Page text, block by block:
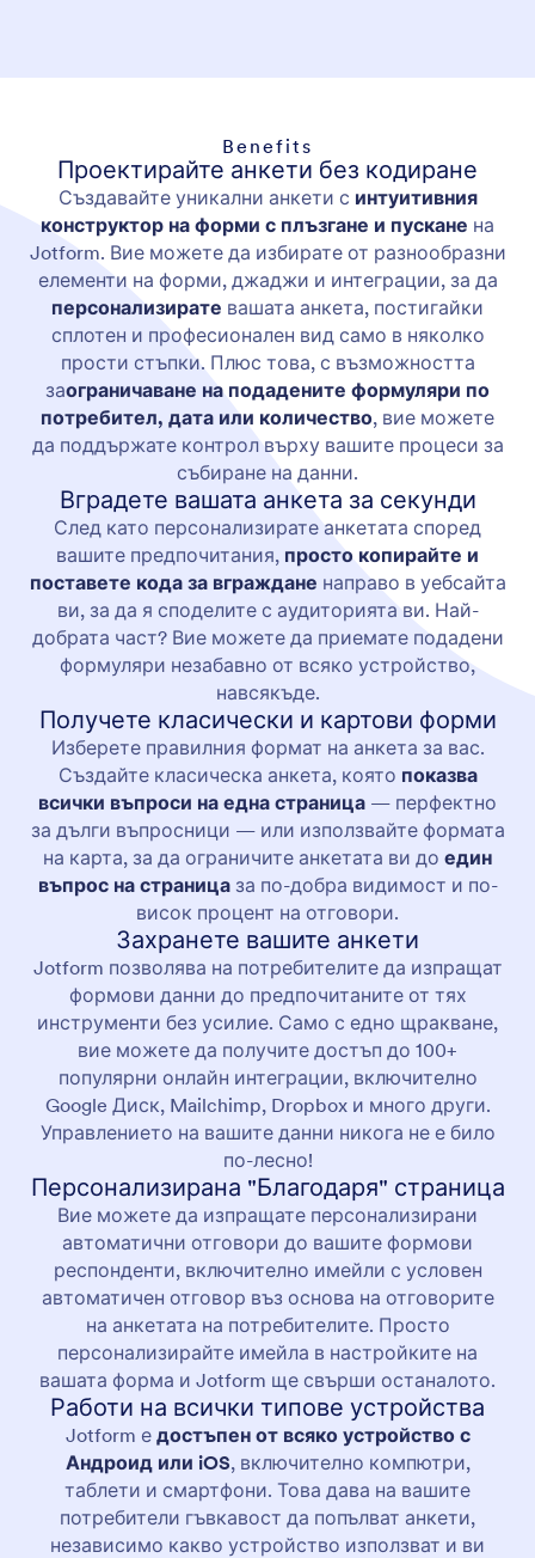
Benefits
Проектирайте анкети без кодиране
Създавайте уникални анкети с интуитивния
конструктор на форми с плъзгане и пускане на
Jotform. Вие можете да избирате от разнообразни
елементи на форми, джаджи и интеграции, за да
персонализирате вашата анкета, постигайки
сплотен и професионален вид само в няколко
прости стъпки. Плюс това, с възможността
заограничаване на подадените формуляри по
потребител, дата или количество, вие можете
да поддържате контрол върху вашите процеси за
събиране на данни.
Вградете вашата анкета за секунди
След като персонализирате анкетата според
вашите предпочитания, просто копирайте и
поставете кода за вграждане направо в уебсайта
ви, за да я споделите с аудиторията ви. Най-
добрата част? Вие можете да приемате подадени
формуляри незабавно от всяко устройство,
навсякъде.
Получете класически и картови форми
Изберете правилния формат на анкета за вас.
Създайте класическа анкета, която показва
всички въпроси на една страница — перфектно
за дълги въпросници — или използвайте формата
на карта, за да ограничите анкетата ви до един
въпрос на страницаза по-добра видимост и по-
висок процент на отговори.
Захранете вашите анкети
Jotform позволява на потребителите да изпращат
формови данни до предпочитаните от тях
инструменти без усилие. Само с едно щракване,
вие можете да получите достъп до 100+
популярни онлайн интеграции, включително
Google Диск, Mailchimp, Dropbox и много други.
Управлението на вашите данни никога не е било
по-лесно!
Персонализирана "Благодаря" страница
Вие можете да изпращате персонализирани
автоматични отговори до вашите формови
респонденти, включително имейли с условен
автоматичен отговор въз основа на отговорите
на анкетата на потребителите. Просто
персонализирайте имейла в настройките на
вашата форма и Jotform ще свърши останалото.
Работи на всички типове устройства
Jotform е достъпен от всяко устройство с
Андроид или iOS, включително компютри,
таблети и смартфони. Това дава на вашите
потребители гъвкавост да попълват анкети,
независимо какво устройство използват и ви